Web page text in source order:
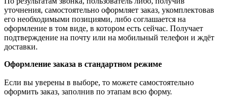
уточнения, самостоятельно оформляет заказ, укомплектовав
его необходимыми позициями, либо соглашается на
оформление в том виде, в котором есть сейчас. Получает
подтверждение на почту или на мобильный телефон и ждёт
доставки.
Оформление заказа в стандартном режиме
Если вы уверены в выборе, то можете самостоятельно
оформить заказ, заполнив по этапам всю форму.